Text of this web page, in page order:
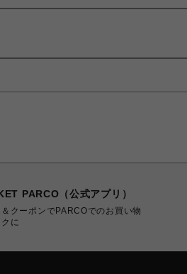
PARCO（公式アプリ）
＆クーポンでPARCOでのお買い物
に